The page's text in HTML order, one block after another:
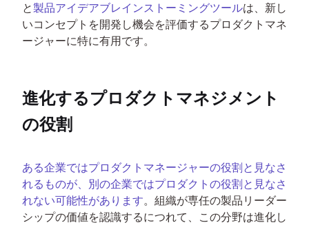
と製品アイデアブレインストーミングツールは、新し
いコンセプトを開発し機会を評価するプロダクトマネ
ージャーに特に有用です。
進化するプロダクトマネジメント
の役割
ある企業ではプロダクトマネージャーの役割と見なさ
れるものが、別の企業ではプロダクトの役割と見なさ
れない可能性があります。組織が専任の製品リーダー
シップの価値を認識するにつれて、この分野は進化し